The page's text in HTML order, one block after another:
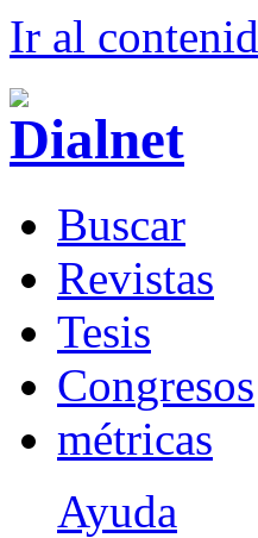
Ir al contenid
Buscar
Revistas
Tesis
Congresos
métricas
Ayuda